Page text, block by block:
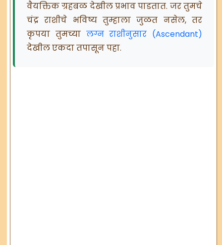
वैयक्तिक ग्रहबळ देखील प्रभाव पाडतात. जर तुमचे
चंद्र राशीचे भविष्य तुम्हाला जुळत नसेल, तर
कृपया तुमच्या लग्न राशीनुसार (Ascendant)
देखील एकदा तपासून पहा.